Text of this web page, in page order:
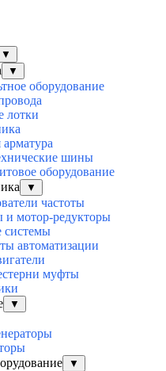
▼
▼
оборудование
лотки
арматура
шины
оборудование
▼
частоты
и мотор-редукторы
автоматизации
муфты
▼
▼